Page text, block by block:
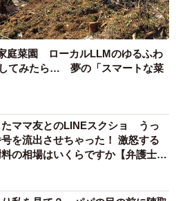
庭菜園 ローカルLLMのゆるふわ
てみたら… 夢の「スマートな菜
たママ友とのLINEスクショ うっ
を流出させちゃった！ 激怒する
の相場はいくらですか【弁護士が